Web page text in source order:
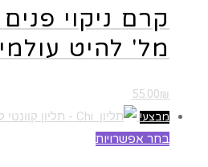
מל' להיט עולמי
55.00₪
מבצע!
בחר אפשרויות